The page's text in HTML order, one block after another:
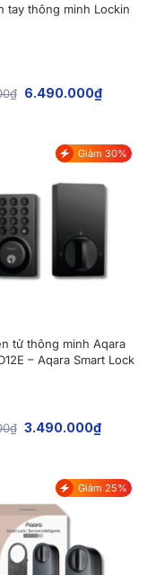
tay thông minh Lockin
₫ 6.490.000₫
Giảm 30%
tử thông minh Aqara
– Aqara Smart Lock
₫ 3.490.000₫
Giảm 25%